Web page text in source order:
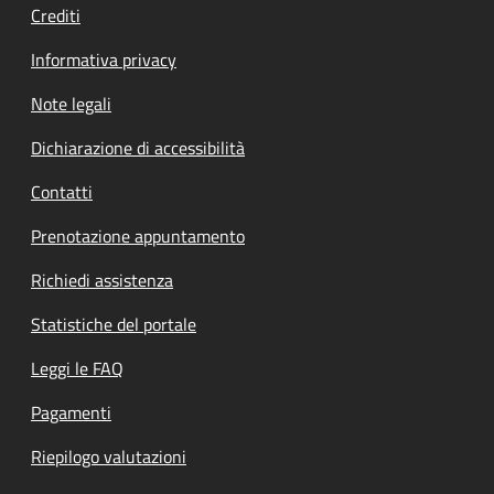
Crediti
Informativa privacy
Note legali
Dichiarazione di accessibilità
Contatti
Prenotazione appuntamento
Richiedi assistenza
Statistiche del portale
Leggi le FAQ
Pagamenti
Riepilogo valutazioni